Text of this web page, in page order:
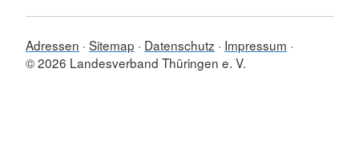
Adressen Sitemap Datenschutz
Impressum
© 2026 Landesverband Thüringen e. V.